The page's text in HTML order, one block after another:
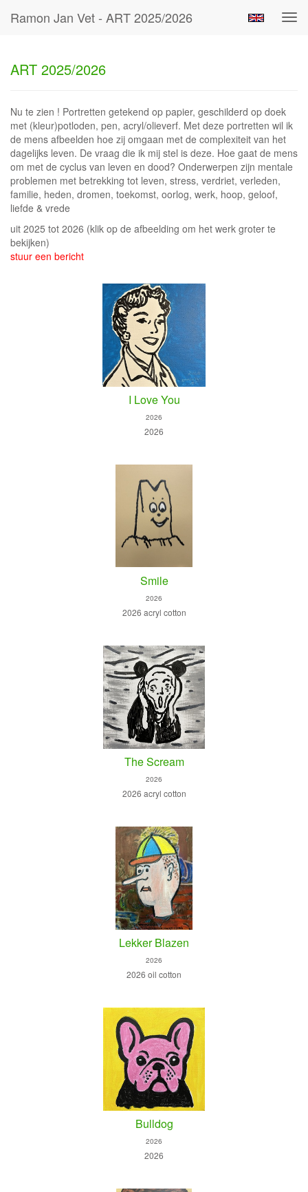
Ramon Jan Vet - ART 2025/2026
ART 2025/2026
Nu te zien ! Portretten getekend op papier, geschilderd op doek
met (kleur)potloden, pen, acryl/olieverf. Met deze portretten wil ik
de mens afbeelden hoe zij omgaan met de complexiteit van het
dagelijks leven. De vraag die ik mij stel is deze. Hoe gaat de mens
om met de cyclus van leven en dood? Onderwerpen zijn mentale
problemen met betrekking tot leven, stress, verdriet, verleden,
familie, heden, dromen, toekomst, oorlog, werk, hoop, geloof,
liefde & vrede
uit 2025 tot 2026 (klik op de afbeelding om het werk groter te
bekijken)
stuur een bericht
I Love You
2026
2026
Smile
2026
2026 acryl cotton
The Scream
2026
2026 acryl cotton
Lekker Blazen
2026
2026 oil cotton
Bulldog
2026
2026